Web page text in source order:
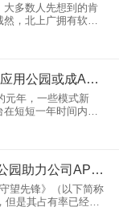
多数人先想到的肯
，北上广拥有软件
然而其高昂的开发
而却步的主要原
广州APP外包进退维谷 应用公园或成APP行业风向标
元年，一些模式新
短短一年时间内悄
之地。例如快码众
平台，都相继走入
正在前往新世界：应用公园助力公司APP制作
望先锋》（以下简称
是其占有率已经达